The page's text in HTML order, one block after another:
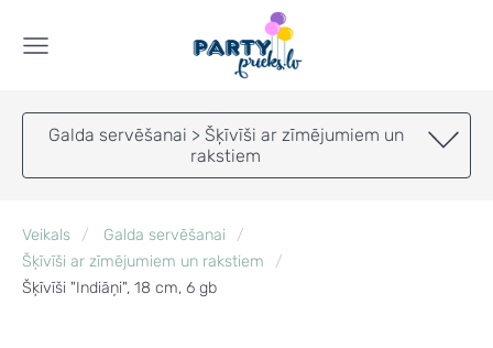
Galda servēšanai > Šķīvīši ar zīmējumiem un
rakstiem
Veikals
Galda servēšanai
Šķīvīši ar zīmējumiem un rakstiem
Šķīvīši "Indiāņi", 18 cm, 6 gb